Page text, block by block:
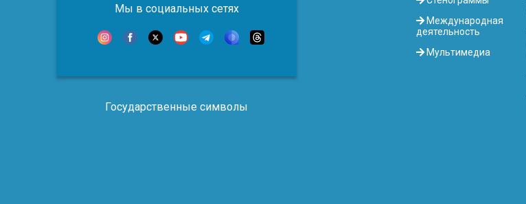
Мы в социальных сетях
Государственные символы
Международная
деятельность
Мультимедиа